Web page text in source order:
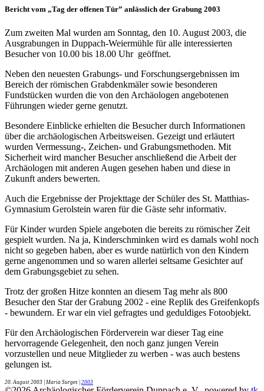
Bericht vom „Tag der offenen Tür” anlässlich der Grabung 2003
Zum zweiten Mal wurden am Sonntag, den 10. August 2003, die
Ausgrabungen in Duppach-Weiermühle für alle interessierten
Besucher von 10.00 bis 18.00 Uhr geöffnet.
Neben den neuesten Grabungs- und Forschungsergebnissen im
Bereich der römischen Grabdenkmäler sowie besonderen
Fundstücken wurden die von den Archäologen angebotenen
Führungen wieder gerne genutzt.
Besondere Einblicke erhielten die Besucher durch Informationen
über die archäologischen Arbeitsweisen. Gezeigt und erläutert
wurden Vermessung-, Zeichen- und Grabungsmethoden. Mit
Sicherheit wird mancher Besucher anschließend die Arbeit der
Archäologen mit anderen Augen gesehen haben und diese in
Zukunft anders bewerten.
Auch die Ergebnisse der Projekttage der Schüler des St. Matthias-
Gymnasium Gerolstein waren für die Gäste sehr informativ.
Für Kinder wurden Spiele angeboten die bereits zu römischer Zeit
gespielt wurden. Na ja, Kinderschminken wird es damals wohl noch
nicht so gegeben haben, aber es wurde natürlich von den Kindern
gerne angenommen und so waren allerlei seltsame Gesichter auf
dem Grabungsgebiet zu sehen.
Trotz der großen Hitze konnten an diesem Tag mehr als 800
Besucher den Star der Grabung 2002 - eine Replik des Greifenkopfs
- bewundern. Er war ein viel gefragtes und geduldiges Fotoobjekt.
Für den Archäologischen Förderverein war dieser Tag eine
hervorragende Gelegenheit, den noch ganz jungen Verein
vorzustellen und neue Mitglieder zu werben - was auch bestens
gelungen ist.
20. August 2003 | Maria Surges | 2003